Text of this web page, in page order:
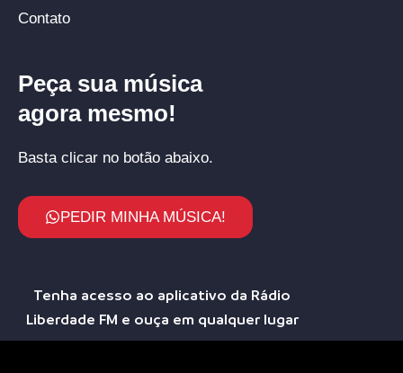
Contato
Peça sua música
agora mesmo!
Basta clicar no botão abaixo.
PEDIR MINHA MÚSICA!
Tenha acesso ao aplicativo da Rádio
Liberdade FM e ouça em qualquer lugar